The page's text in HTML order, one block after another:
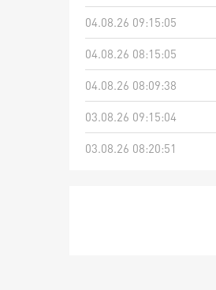
04.08.26 09:15:05
04.08.26 08:15:05
04.08.26 08:09:38
03.08.26 09:15:04
03.08.26 08:20:51